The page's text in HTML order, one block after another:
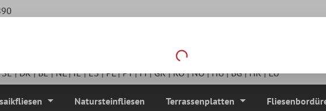
SE|DK|BE|NL|IE|ES|PL|PT|FI|GR|RO|NO|HU|BG|HR|LU
Natursteinfliesen Terrassenplatten
Loading...